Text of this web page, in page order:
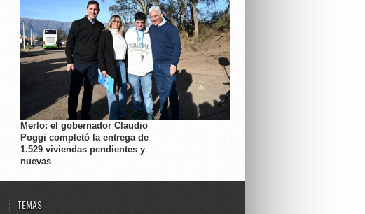
Merlo: el gobernador Claudio
Poggi completó la entrega de
1.529 viviendas pendientes y
nuevas
TEMAS